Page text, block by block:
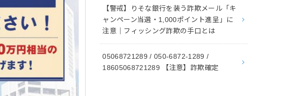
【警戒】りそな銀行を装う詐欺メール「キ
ャンペーン当選・1,000ポイント進呈」に
注意｜フィッシング詐欺の手口とは
05068721289 / 050-6872-1289 /
18605068721289 【注意】詐欺確定